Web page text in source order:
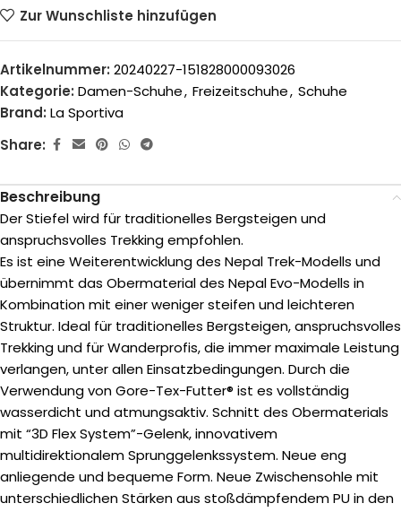
Zur Wunschliste hinzufügen
Artikelnummer: 20240227-151828000093026
Kategorie: Damen-Schuhe, Freizeitschuhe, Schuhe
Brand: La Sportiva
Share:
Beschreibung
Der Stiefel wird für traditionelles Bergsteigen und
anspruchsvolles Trekking empfohlen.
Es ist eine Weiterentwicklung des Nepal Trek-Modells und
übernimmt das Obermaterial des Nepal Evo-Modells in
Kombination mit einer weniger steifen und leichteren
Struktur. Ideal für traditionelles Bergsteigen, anspruchsvolles
Trekking und für Wanderprofis, die immer maximale Leistung
verlangen, unter allen Einsatzbedingungen. Durch die
Verwendung von Gore-Tex-Futter® ist es vollständig
wasserdicht und atmungsaktiv. Schnitt des Obermaterials
mit “3D Flex System”-Gelenk, innovativem
multidirektionalem Sprunggelenkssystem. Neue eng
anliegende und bequeme Form. Neue Zwischensohle mit
unterschiedlichen Stärken aus stoßdämpfendem PU in den